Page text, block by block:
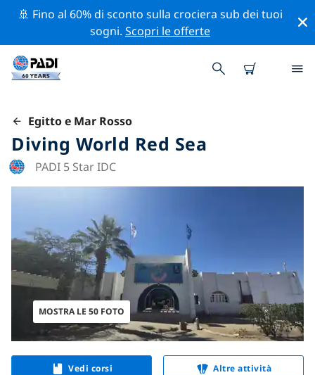
🚢 Fino al 60% di sconto sulla crociera sub dei tuoi
sogni.Scopri le offerte
Egitto e Mar Rosso
Diving World Red Sea
PADI 5 Star IDC
MOSTRA LE 50 FOTO
Vedi corsi Altre attività